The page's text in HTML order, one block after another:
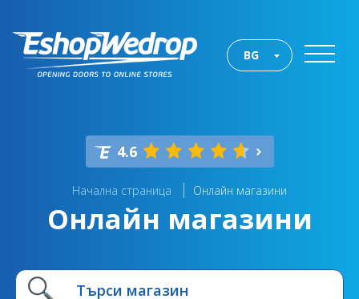
BG
4.6
Начална страница Онлайн магазини
Онлайн магазини